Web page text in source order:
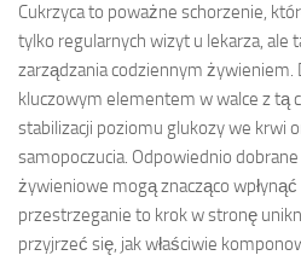
Cukrzyca to poważne schorzenie,
tylko regularnych wizyt u lekarza, ale
zarządzania codziennym żywieniem.
kluczowym elementem w walce z tą
stabilizacji poziomu glukozy we krwi
samopoczucia. Odpowiednio
żywieniowe mogą znacząco
przestrzeganie to krok w stronę
przyjrzeć się, jak właściwie